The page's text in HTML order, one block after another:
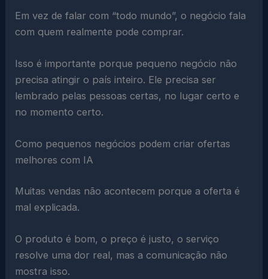
Em vez de falar com “todo mundo”, o negócio fala
com quem realmente pode comprar.
Isso é importante porque pequeno negócio não
precisa atingir o país inteiro. Ele precisa ser
lembrado pelas pessoas certas, no lugar certo e
no momento certo.
Como pequenos negócios podem criar ofertas
melhores com IA
Muitas vendas não acontecem porque a oferta é
mal explicada.
O produto é bom, o preço é justo, o serviço
resolve uma dor real, mas a comunicação não
mostra isso.